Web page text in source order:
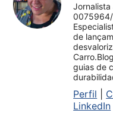
Jornalista
0075964/
de
guias de
Perfil
LinkedIn